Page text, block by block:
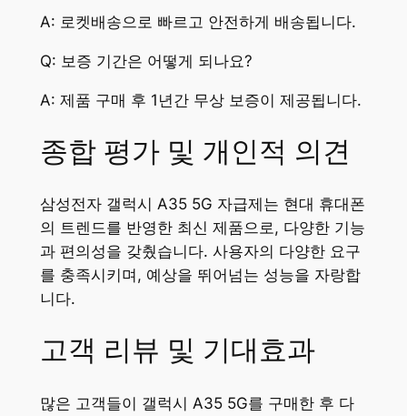
A: 로켓배송으로 빠르고 안전하게 배송됩니다.
Q: 보증 기간은 어떻게 되나요?
A: 제품 구매 후 1년간 무상 보증이 제공됩니다.
종합 평가 및 개인적 의견
삼성전자 갤럭시 A35 5G 자급제는 현대 휴대폰
의 트렌드를 반영한 최신 제품으로, 다양한 기능
과 편의성을 갖췄습니다. 사용자의 다양한 요구
를 충족시키며, 예상을 뛰어넘는 성능을 자랑합
니다.
고객 리뷰 및 기대효과
많은 고객들이 갤럭시 A35 5G를 구매한 후 다